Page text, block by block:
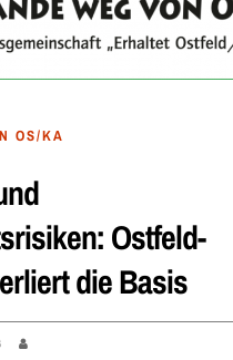
OS/KA
Ostfeld-
die Basis